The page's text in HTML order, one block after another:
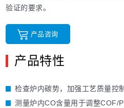
验证的要求。
产品咨询
产品特性
检查炉内碳势，加强工艺质量控制
测量炉内CO含量用于调整COF/